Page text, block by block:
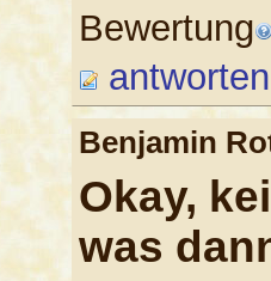
Bewertung
antworten
Benjamin
Okay,
was